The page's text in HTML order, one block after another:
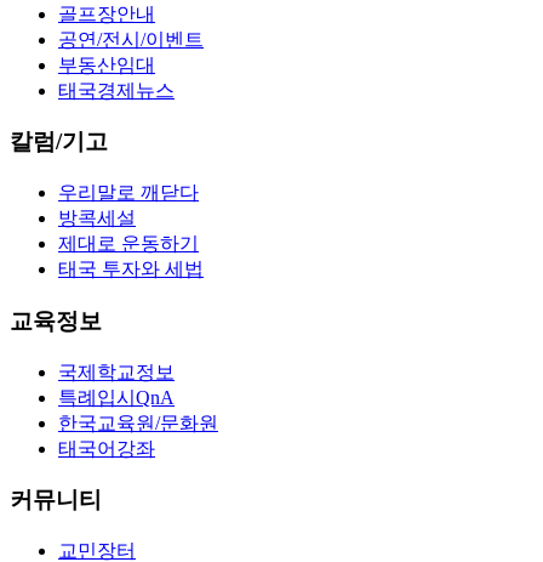
골프장안내
공연/전시/이벤트
부동산임대
태국경제뉴스
칼럼/기고
우리말로 깨닫다
방콕세설
제대로 운동하기
태국 투자와 세법
교육정보
국제학교정보
특례입시QnA
한국교육원/문화원
태국어강좌
커뮤니티
교민장터